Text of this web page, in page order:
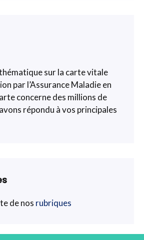
sur la carte vitale
par l’Assurance Maladie en
concerne des millions de
répondu à vos principales
de nos rubriques